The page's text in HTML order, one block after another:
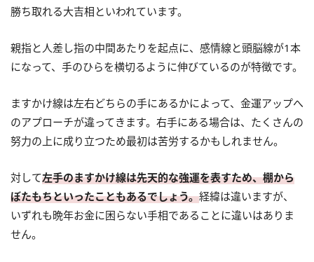
勝ち取れる大吉相といわれています。
親指と人差し指の中間あたりを起点に、感情線と頭脳線が1本
になって、手のひらを横切るように伸びているのが特徴です。
ますかけ線は左右どちらの手にあるかによって、金運アップへ
のアプローチが違ってきます。右手にある場合は、たくさんの
努力の上に成り立つため最初は苦労するかもしれません。
対して左手のますかけ線は先天的な強運を表すため、棚から
ぼたもちといったこともあるでしょう。経緯は違いますが、
いずれも晩年お金に困らない手相であることに違いはありま
せん。